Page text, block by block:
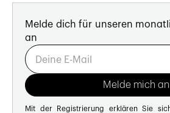
Melde dich für unseren
an
Mit der Registrierung erklären Sie